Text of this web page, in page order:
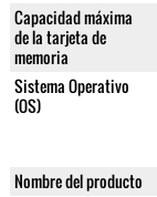
Capacidad máxima
de la tarjeta de
memoria
Sistema Operativo
(OS)
Nombre del producto